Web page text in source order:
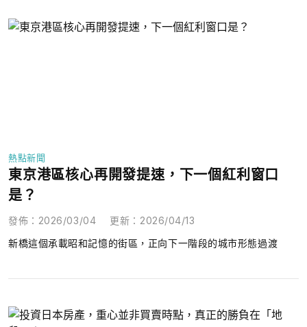
熱點新聞
東京港區核心再開發提速，下一個紅利窗口
是？
發佈 ： 2026/03/04 更新 ： 2026/04/13
新橋這個承載昭和記憶的街區，正向下一階段的城市形態過渡